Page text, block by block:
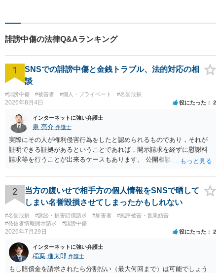
件、刑事事件など、多岐にわ
たる事件を扱っています。
誹謗中傷の法律Q&Aランキング
1
SNSでの誹謗中傷と金銭トラブル、法的対応の相
談
#誹謗中傷 #被害者 #個人・プライベート #名誉毀損
2026年8月4日 役にたった 2
インターネットに強い弁護士
泉 亮介 弁護士
実際にその人が権利侵害行為をしたと認められるものであり，それが
証明できる証拠があるということであれば，開示請求を経ずに慰謝料
請求等を行うことが出来るケースもあります。 公開相談の場では回答
に個別に相談されると良いでしょう。
2
当方の腹いせで相手方の個人情報をSNSで晒して
しまい名誉毀損させてしまったかもしれない
#名誉毀損 #訴訟・損害賠償請求 #加害者
#風評被害・営業妨害
#発信者情報開示請求
#誹謗中傷
2026年7月29日 役にたった 2
インターネットに強い弁護士
稲葉 進太郎 弁護士
もし賠償金を請求されたら分割払い（最大何回まで）は可能でしょう